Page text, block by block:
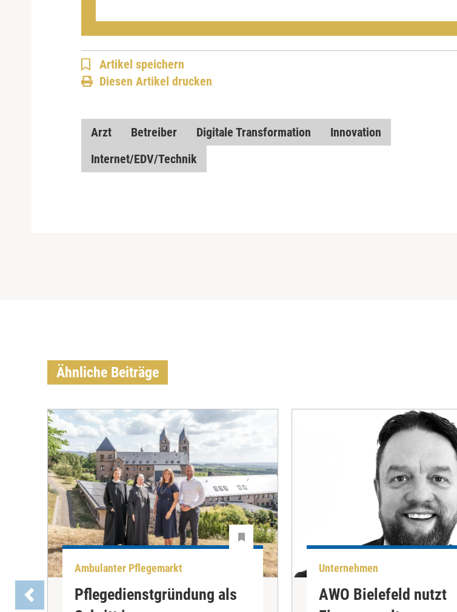
Artikel speichern
Diesen Artikel drucken
Arzt Betreiber Digitale Transformation
Innovation
Internet/EDV/Technik
Ähnliche Beiträge
Ambulanter Pflegemarkt
Pflegedienstgründung als
Unternehmen
AWO Bielefeld nutzt